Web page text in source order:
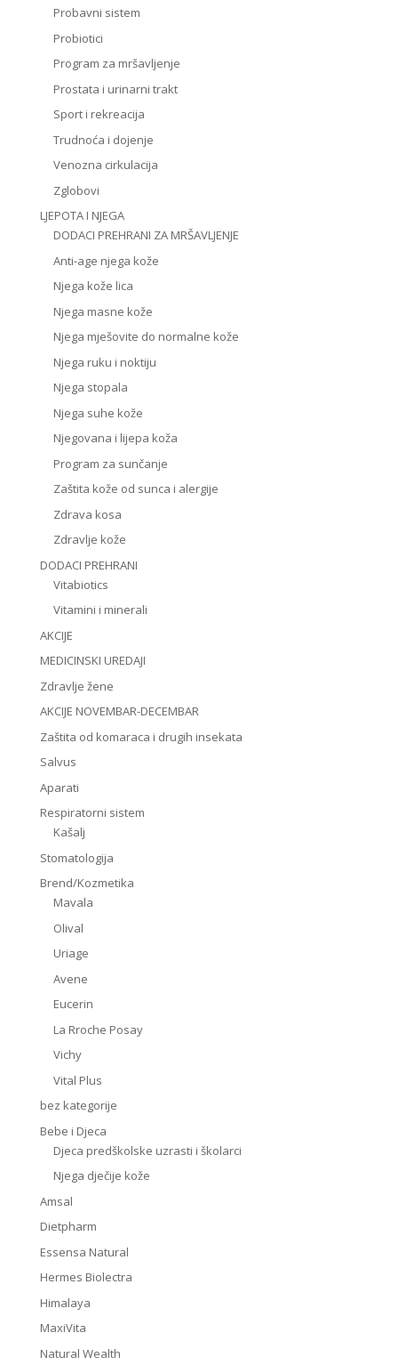
Probavni sistem
Probiotici
Program za mršavljenje
Prostata i urinarni trakt
Sport i rekreacija
Trudnoća i dojenje
Venozna cirkulacija
Zglobovi
LJEPOTA I NJEGA
DODACI PREHRANI ZA MRŠAVLJENJE
Anti-age njega kože
Njega kože lica
Njega masne kože
Njega mješovite do normalne kože
Njega ruku i noktiju
Njega stopala
Njega suhe kože
Njegovana i lijepa koža
Program za sunčanje
Zaštita kože od sunca i alergije
Zdrava kosa
Zdravlje kože
DODACI PREHRANI
Vitabiotics
Vitamini i minerali
AKCIJE
MEDICINSKI UREDAJI
Zdravlje žene
AKCIJE NOVEMBAR-DECEMBAR
Zaštita od komaraca i drugih insekata
Salvus
Aparati
Respiratorni sistem
Kašalj
Stomatologija
Brend/Kozmetika
Mavala
Olival
Uriage
Avene
Eucerin
La Rroche Posay
Vichy
Vital Plus
bez kategorije
Bebe i Djeca
Djeca predškolske uzrasti i školarci
Njega dječije kože
Amsal
Dietpharm
Essensa Natural
Hermes Biolectra
Himalaya
MaxiVita
Natural Wealth